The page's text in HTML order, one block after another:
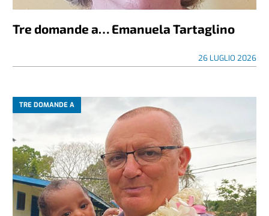
Tre domande a… Emanuela Tartaglino
26 LUGLIO 2026
TRE DOMANDE A